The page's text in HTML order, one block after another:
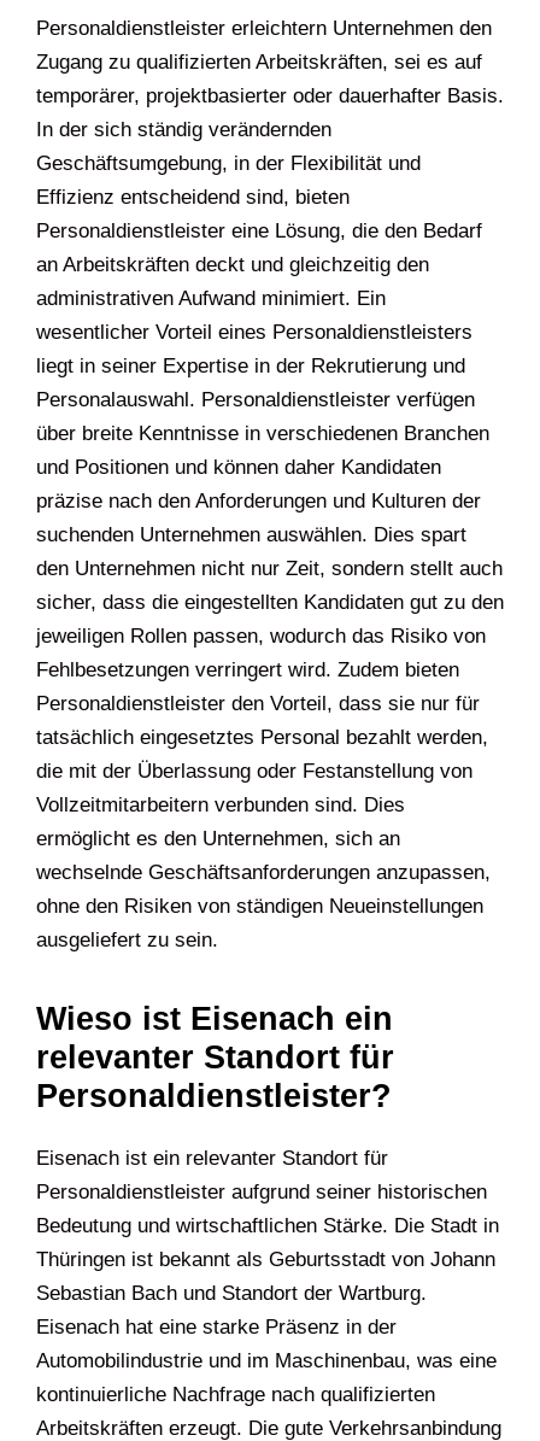
Personaldienstleister erleichtern Unternehmen den
Zugang zu qualifizierten Arbeitskräften, sei es auf
temporärer, projektbasierter oder dauerhafter Basis.
In der sich ständig verändernden
Geschäftsumgebung, in der Flexibilität und
Effizienz entscheidend sind, bieten
Personaldienstleister eine Lösung, die den Bedarf
an Arbeitskräften deckt und gleichzeitig den
administrativen Aufwand minimiert. Ein
wesentlicher Vorteil eines Personaldienstleisters
liegt in seiner Expertise in der Rekrutierung und
Personalauswahl. Personaldienstleister verfügen
über breite Kenntnisse in verschiedenen Branchen
und Positionen und können daher Kandidaten
präzise nach den Anforderungen und Kulturen der
suchenden Unternehmen auswählen. Dies spart
den Unternehmen nicht nur Zeit, sondern stellt auch
sicher, dass die eingestellten Kandidaten gut zu den
jeweiligen Rollen passen, wodurch das Risiko von
Fehlbesetzungen verringert wird. Zudem bieten
Personaldienstleister den Vorteil, dass sie nur für
tatsächlich eingesetztes Personal bezahlt werden,
die mit der Überlassung oder Festanstellung von
Vollzeitmitarbeitern verbunden sind. Dies
ermöglicht es den Unternehmen, sich an
wechselnde Geschäftsanforderungen anzupassen,
ohne den Risiken von ständigen Neueinstellungen
ausgeliefert zu sein.
Wieso ist Eisenach ein
relevanter Standort für
Personaldienstleister?
Eisenach ist ein relevanter Standort für
Personaldienstleister aufgrund seiner historischen
Bedeutung und wirtschaftlichen Stärke. Die Stadt in
Thüringen ist bekannt als Geburtsstadt von Johann
Sebastian Bach und Standort der Wartburg.
Eisenach hat eine starke Präsenz in der
Automobilindustrie und im Maschinenbau, was eine
kontinuierliche Nachfrage nach qualifizierten
Arbeitskräften erzeugt. Die gute Verkehrsanbindung